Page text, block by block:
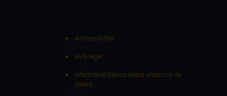
Accessibilitat
Avís legal
Informació bàsica sobre protecció de
dades